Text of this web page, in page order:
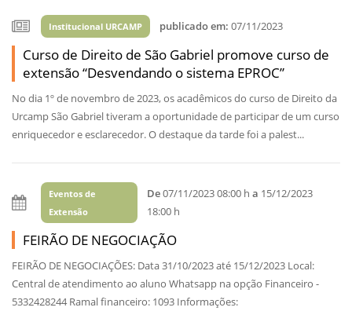
Institucional URCAMP publicado em: 07/11/2023
Curso de Direito de São Gabriel promove curso de
extensão “Desvendando o sistema EPROC”
No dia 1º de novembro de 2023, os acadêmicos do curso de Direito da
Urcamp São Gabriel tiveram a oportunidade de participar de um curso
enriquecedor e esclarecedor. O destaque da tarde foi a palest...
Eventos de
Extensão
De07/11/2023 08:00 ha 15/12/2023
18:00 h
FEIRÃO DE NEGOCIAÇÃO
FEIRÃO DE NEGOCIAÇÕES: Data 31/10/2023 até 15/12/2023 Local:
Central de atendimento ao aluno Whatsapp na opção Financeiro -
5332428244 Ramal financeiro: 1093 Informações: